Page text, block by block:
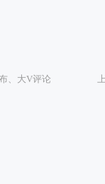
、大V评论